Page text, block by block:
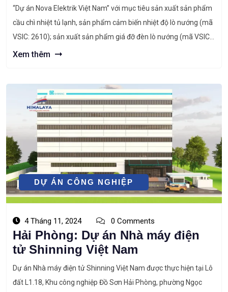
“Dự án Nova Elektrik Việt Nam” với mục tiêu sản xuất sản phẩm
cầu chì nhiệt tủ lạnh, sản phẩm cảm biến nhiệt độ lò nướng (mã
VSIC: 2610); sản xuất sản phẩm giá đỡ đèn lò nướng (mã VSIC:
2599) với tổng công suất là 3.200.000 sản phẩm/năm tương
Xem thêm
DỰ ÁN CÔNG NGHIỆP
4 Tháng 11, 2024 0 Comments
Hải Phòng: Dự án Nhà máy điện
tử Shinning Việt Nam
Dự án Nhà máy điện tử Shinning Việt Nam được thực hiện tại Lô
đất L1.18, Khu công nghiệp Đồ Sơn Hải Phòng, phường Ngọc